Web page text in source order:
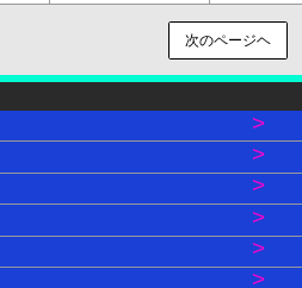
次のページヘ
>
>
>
>
>
>